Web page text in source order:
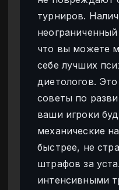
турниров.
что вы можете
себе лучших
диетологов.
советы по
ваши игроки
механические
быстрее, не
штрафов за
интенсивными